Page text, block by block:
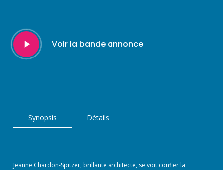
Play
Video
Voir la bande annonce
Synopsis Détails
Jeanne Chardon-Spitzer, brillante architecte, se voit confier la